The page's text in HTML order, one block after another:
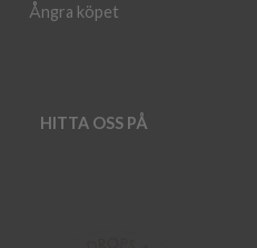
Ångra köpet
HITTA OSS PÅ